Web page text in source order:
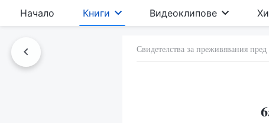
Начало Книги Видеоклипове
Свидетелства за преживявания